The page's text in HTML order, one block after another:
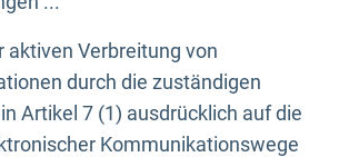
aktiven Verbreitung von
durch die zuständigen
Artikel 7 (1) ausdrücklich auf die
Kommunikationswege